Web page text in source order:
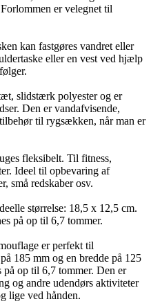
er velegnet til
kan fastgøres vandret eller
eller en vest ved hjælp
slidstærk polyester og er
Den er vandafvisende,
til rygsækken, når man er
fleksibelt. Til fitness,
Ideel til opbevaring af
små redskaber osv.
størrelse: 18,5 x 12,5 cm.
på op til 6,7 tommer.
er perfekt til
185 mm og en bredde på 125
på op til 6,7 tommer. Den er
og andre udendørs aktiviteter
lige ved hånden.